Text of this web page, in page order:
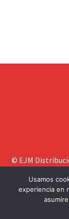
© EJM
Usamos
experiencia en